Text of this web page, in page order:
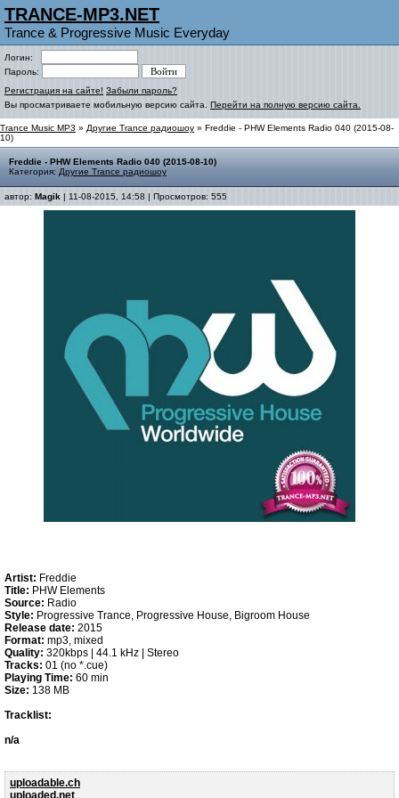
TRANCE-MP3.NET
Trance & Progressive Music Everyday
Логин:
Пароль:
Регистрация на сайте! Забыли пароль?
Вы просматриваете мобильную версию сайта. Перейти на полную версию сайта.
Trance Music MP3 » Другие Trance радиошоу » Freddie - PHW Elements Radio 040 (2015-08-
10)
Freddie - PHW Elements Radio 040 (2015-08-10)
Категория: Другие Trance радиошоу
автор: Magik | 11-08-2015, 14:58 | Просмотров: 555
Artist: Freddie
Title: PHW Elements
Source: Radio
Style: Progressive Trance, Progressive House, Bigroom House
Release date: 2015
Format: mp3, mixed
Quality: 320kbps | 44.1 kHz | Stereo
Tracks: 01 (no *.cue)
Playing Time: 60 min
Size: 138 MB
Tracklist:
n/a
uploadable.ch
uploaded.net